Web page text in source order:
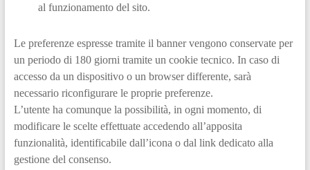
al funzionamento del sito.
Le preferenze espresse tramite il banner vengono conservate per
un periodo di 180 giorni tramite un cookie tecnico. In caso di
accesso da un dispositivo o un browser differente, sarà
necessario riconfigurare le proprie preferenze.
L’utente ha comunque la possibilità, in ogni momento, di
modificare le scelte effettuate accedendo all’apposita
funzionalità, identificabile dall’icona o dal link dedicato alla
gestione del consenso.